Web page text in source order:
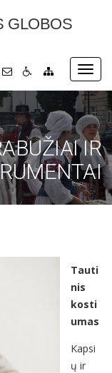
GLOBOS
IR
Tauti
nis
kosti
umas
Kapsi
ų ir